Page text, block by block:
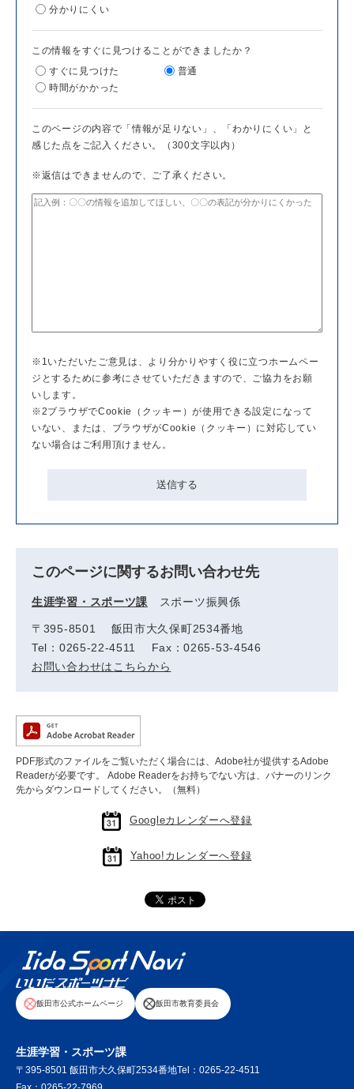
分かりにくい
この情報をすぐに見つけることができましたか？
すぐに見つけた
普通
時間がかかった
このページの内容で「情報が足りない」、「わかりにくい」と
感じた点をご記入ください。（300文字以内）
※返信はできませんので、ご了承ください。
※1いただいたご意見は、より分かりやすく役に立つホームペー
ジとするために参考にさせていただきますので、ご協力をお願
いします。
※2ブラウザでCookie（クッキー）が使用できる設定になって
いない、または、ブラウザがCookie（クッキー）に対応してい
ない場合はご利用頂けません。
このページに関するお問い合わせ先
生涯学習・スポーツ課 スポーツ振興係
〒395-8501 飯田市大久保町2534番地
Tel：0265-22-4511 Fax：0265-53-4546
お問い合わせはこちらから
PDF形式のファイルをご覧いただく場合には、Adobe社が提供するAdobe
Readerが必要です。
Adobe Readerをお持ちでない方は、バナーのリンク
先からダウンロードしてください。（無料）
Googleカレンダーへ登録
Yahoo!カレンダーへ登録
飯田市公式ホームページ 飯田市教育委員会
生涯学習・スポーツ課
〒395-8501 飯田市大久保町2534番地Tel：0265-22-4511